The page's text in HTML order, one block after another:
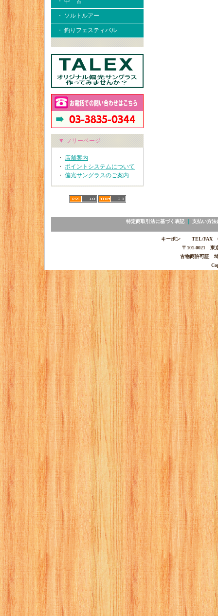
・ ソルトルアー
・ 釣りフェスティバル
▼ フリーページ
・ 店舗案内
・ ポイントシステムについて
・ 偏光サングラスのご案内
特定商取引法に基づく表記｜ 支払い方法
キーポン TEL/FAX
〒101-0021 東
古物商許可証